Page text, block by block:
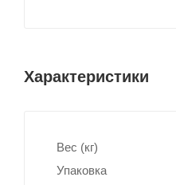
Характеристики
Вес (кг)
Упаковка